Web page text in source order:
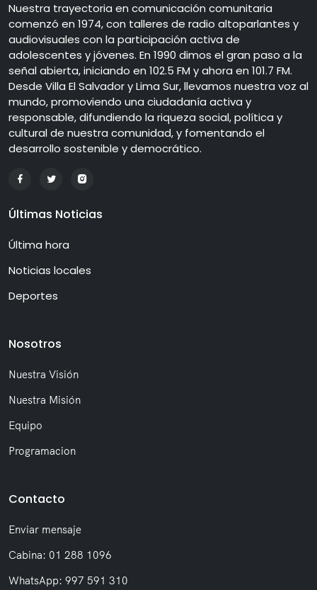
Nuestra trayectoria en comunicación comunitaria
comenzó en 1974, con talleres de radio altoparlantes y
audiovisuales con la participación activa de
adolescentes y jóvenes. En 1990 dimos el gran paso a la
señal abierta, iniciando en 102.5 FM y ahora en 101.7 FM.
Desde Villa El Salvador y Lima Sur, llevamos nuestra voz al
mundo, promoviendo una ciudadanía activa y
responsable, difundiendo la riqueza social, política y
cultural de nuestra comunidad, y fomentando el
desarrollo sostenible y democrático.
Últimas Noticias
Última hora
Noticias locales
Deportes
Nosotros
Nuestra Visión
Nuestra Misión
Equipo
Programacion
Contacto
Enviar mensaje
Cabina: 01 288 1096
WhatsApp: 997 591 310